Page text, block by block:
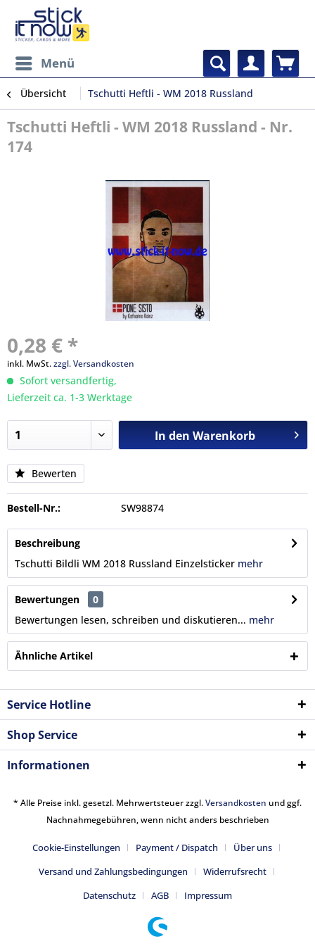
Menü
Übersicht Tschutti Heftli - WM 2018 Russland
Tschutti Heftli - WM 2018 Russland - Nr.
174
0,28 € *
inkl. MwSt.zzgl. Versandkosten
Sofort versandfertig,
Lieferzeit ca. 1-3 Werktage
In den Warenkorb
Bewerten
Bestell-Nr.: SW98874
Beschreibung
Tschutti Bildli WM 2018 Russland Einzelsticker mehr
Bewertungen
0
Bewertungen lesen, schreiben und diskutieren... mehr
Ähnliche Artikel
Service Hotline
Shop Service
Informationen
* Alle Preise inkl. gesetzl. Mehrwertsteuer zzgl.Versandkosten und ggf.
Nachnahmegebühren, wenn nicht anders beschrieben
Cookie-Einstellungen Payment / Dispatch
Über uns
Versand und Zahlungsbedingungen
Widerrufsrecht
Datenschutz
AGB Impressum